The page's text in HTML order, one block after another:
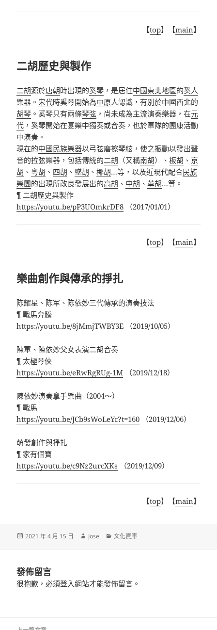
【top】【main】
二胡歷史與製作
二胡源於唐朝時出現的奚琴 ，是居住中國東北地區的奚人
樂器。 宋代時奚琴開始為中原人認識 ，有別於中國西北的
胡琴 。奚琴只有兩條琴弦 ，尚未成為主流演奏樂器，在元
代 ，奚琴開始在宴樂中獨奏或合奏，也於軍隊的團康活動
中演奏。
現在的中國民族樂器以弓弦磨擦琴絃，使之振動以發出聲
音的拉弦樂器，包括傳統的二胡 （又稱南胡）、板胡 、 京
胡 、粵胡 、 四胡 、 墜胡 、椰胡…等，以及近現代配合民族
樂團的出現所改良發展出的高胡 、 中胡 、革胡…等。
¶二胡歷史與製作
https://youtu.be/pP3UOmkrDF8
（2017/01/01）
【top】【main】
樂曲創作與傳承的掙扎
陈耀星、陈军、陈依妙三代傳承的演奏技法
¶ 戰馬奔騰
https://youtu.be/8jMmjTWBY3E
（2019/10/05）
陳軍、陳依妙父女表演二胡合奏
¶ 太極琴俠
https://youtu.be/eRwRgRUg-1M
（2019/12/18）
陳依妙演奏拿手樂曲 （2004～）
¶戰馬
https://youtu.be/JCb9sWoLeYc?t=160
（2019/12/06）
萌發創作與掙扎
¶ 家有個寶
https://youtu.be/c9Nz2urcXKs
（2019/12/09）
【top】【main】
發
2021 年 4 月 15 日
作
Jose
分
文化寶庫
發佈留言
很抱歉，必須登入網站才能發佈留言。